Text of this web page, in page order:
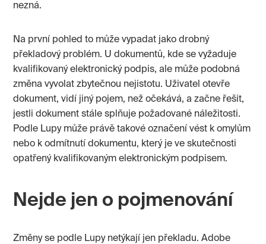
nezná.
Na první pohled to může vypadat jako drobný
překladový problém. U dokumentů, kde se vyžaduje
kvalifikovaný elektronický podpis, ale může podobná
změna vyvolat zbytečnou nejistotu. Uživatel otevře
dokument, vidí jiný pojem, než očekává, a začne řešit,
jestli dokument stále splňuje požadované náležitosti.
Podle Lupy může právě takové označení vést k omylům
nebo k odmítnutí dokumentu, který je ve skutečnosti
opatřený kvalifikovaným elektronickým podpisem.
Nejde jen o pojmenování
Změny se podle Lupy netýkají jen překladu. Adobe